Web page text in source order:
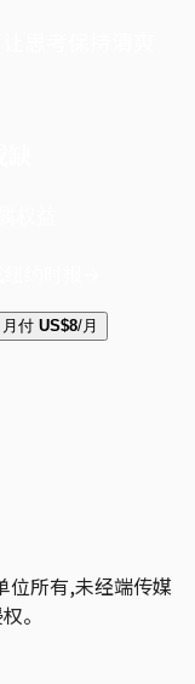
月付 US$8/月
位所有,未经端传媒
。